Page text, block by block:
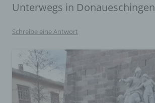
Unterwegs in Donaueschingen
Schreibe eine Antwort